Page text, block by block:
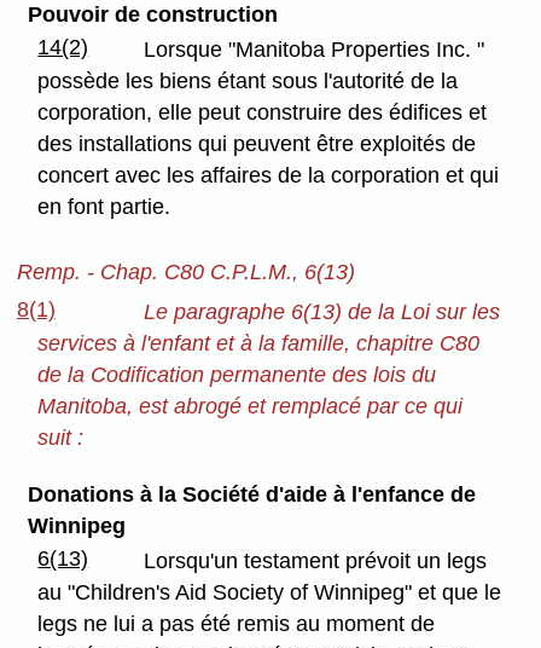
Pouvoir de construction
14(2)
Lorsque "Manitoba Properties Inc. "
possède les biens étant sous l'autorité de la
corporation, elle peut construire des édifices et
des installations qui peuvent être exploités de
concert avec les affaires de la corporation et qui
en font partie.
Remp. - Chap. C80 C.P.L.M., 6(13)
8(1)
Le paragraphe 6(13) de la Loi sur les
services à l'enfant et à la famille, chapitre C80
de la Codification permanente des lois du
Manitoba, est abrogé et remplacé par ce qui
suit :
Donations à la Société d'aide à l'enfance de
Winnipeg
6(13)
Lorsqu'un testament prévoit un legs
au "Children's Aid Society of Winnipeg" et que le
legs ne lui a pas été remis au moment de